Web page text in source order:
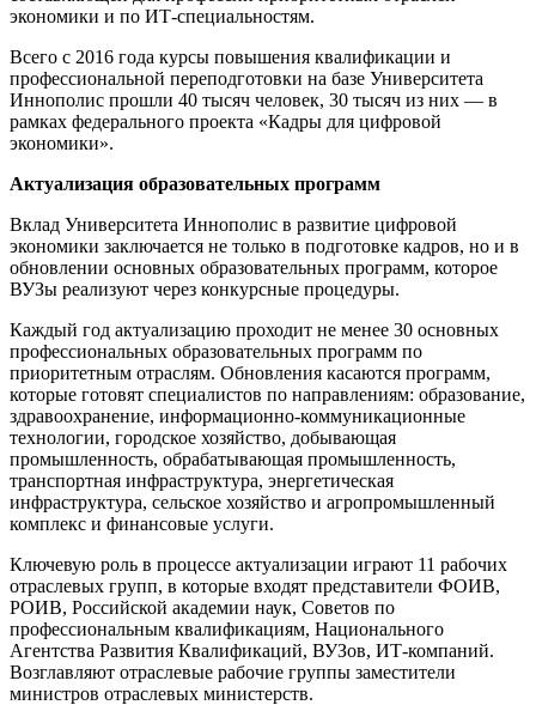
экономики и по ИТ-специальностям.
Всего с 2016 года курсы повышения квалификации и
профессиональной переподготовки на базе Университета
Иннополис прошли 40 тысяч человек, 30 тысяч из них — в
рамках федерального проекта «Кадры для цифровой
экономики».
Актуализация образовательных программ
Вклад Университета Иннополис в развитие цифровой
экономики заключается не только в подготовке кадров, но и в
обновлении основных образовательных программ, которое
ВУЗы реализуют через конкурсные процедуры.
Каждый год актуализацию проходит не менее 30 основных
профессиональных образовательных программ по
приоритетным отраслям. Обновления касаются программ,
которые готовят специалистов по направлениям: образование,
здравоохранение, информационно-коммуникационные
технологии, городское хозяйство, добывающая
промышленность, обрабатывающая промышленность,
транспортная инфраструктура, энергетическая
инфраструктура, сельское хозяйство и агропромышленный
комплекс и финансовые услуги.
Ключевую роль в процессе актуализации играют 11 рабочих
отраслевых групп, в которые входят представители ФОИВ,
РОИВ, Российской академии наук, Советов по
профессиональным квалификациям, Национального
Агентства Развития Квалификаций, ВУЗов, ИТ-компаний.
Возглавляют отраслевые рабочие группы заместители
министров отраслевых министерств.